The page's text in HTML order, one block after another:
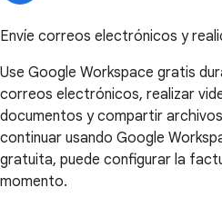
Envíe correos electrónicos y
Use Google Workspace gratis
correos electrónicos, realizar
documentos y compartir archivos
continuar usando Google
gratuita, puede configurar la
momento.